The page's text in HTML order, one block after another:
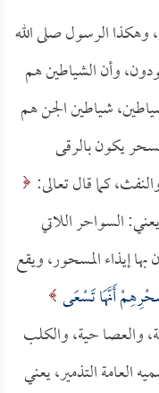
وهكذا الرسول صلى الله
وأن الشياطين هم
شياطين الجن هم
يكون بالرقى
كما قال تعالى:
يعني: السواحر اللاتي
إيذاء المسحور، ويقع
أَنَّهَا تَسْعَى
والعصا حية، والكلب
العامة التذمير، يعني